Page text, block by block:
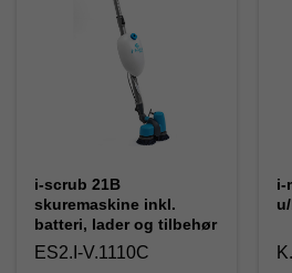
i-scrub 21B
skuremaskine inkl.
batteri, lader og tilbehør
ES2.I-V.1110C
i-